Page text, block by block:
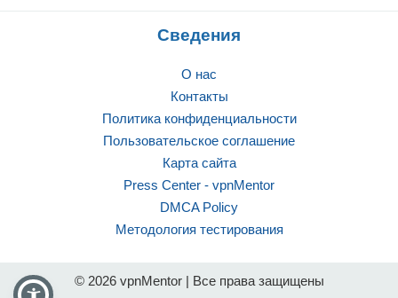
Сведения
О нас
Контакты
Политика конфиденциальности
Пользовательское соглашение
Карта сайта
Press Center - vpnMentor
DMCA Policy
Методология тестирования
© 2026 vpnMentor | Все права защищены